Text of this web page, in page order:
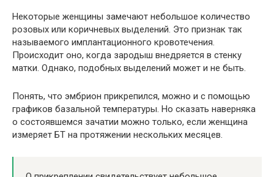
Некоторые женщины замечают небольшое количество
розовых или коричневых выделений. Это признак так
называемого имплантационного кровотечения.
Происходит оно, когда зародыш внедряется в стенку
матки. Однако, подобных выделений может и не быть.
Понять, что эмбрион прикрепился, можно и с помощью
графиков базальной температуры. Но сказать наверняка
о состоявшемся зачатии можно только, если женщина
измеряет БТ на протяжении нескольких месяцев.